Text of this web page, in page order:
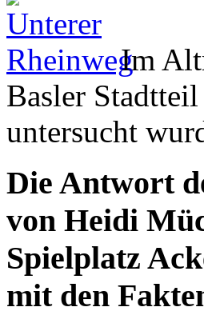
Im
Basler
untersucht
Die Antwort
von Heidi
Spielplatz
mit den